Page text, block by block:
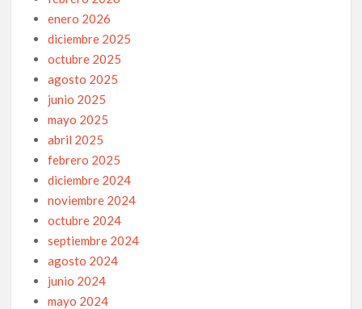
enero 2026
diciembre 2025
octubre 2025
agosto 2025
junio 2025
mayo 2025
abril 2025
febrero 2025
diciembre 2024
noviembre 2024
octubre 2024
septiembre 2024
agosto 2024
junio 2024
mayo 2024